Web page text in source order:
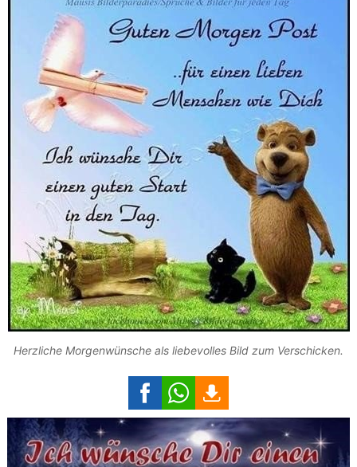
Herzliche Morgenwünsche als liebevolles Bild zum Verschicken.